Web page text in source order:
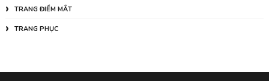
TRANG ĐIỂM MẮT
TRANG PHỤC